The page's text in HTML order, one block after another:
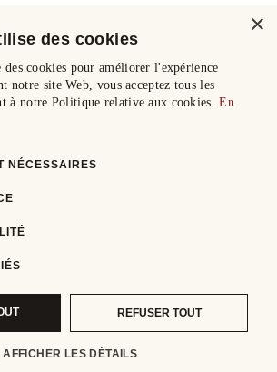
×
des cookies
cookies pour améliorer l'expérience
notre site Web, vous acceptez tous les
à notre Politique relative aux cookies.En
NÉCESSAIRES
REFUSER TOUT
AFFICHER LES DÉTAILS